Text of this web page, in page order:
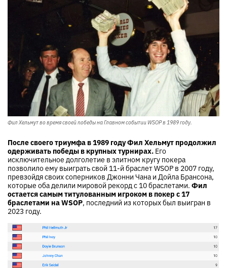
Фил Хельмут во время своей победы на Главном событии WSOP в 1989 году.
После своего триумфа в 1989 году Фил Хельмут продолжил
одерживать победы в крупных турнирах. Его
исключительное долголетие в элитном кругу покера
позволило ему выиграть свой 11-й браслет WSOP в 2007 году,
превзойдя своих соперников Джонни Чана и Дойла Брансона,
которые оба делили мировой рекорд с 10 браслетами. Фил
остается самым титулованным игроком в покер с 17
браслетами на WSOP, последний из которых был выигран в
2023 году.